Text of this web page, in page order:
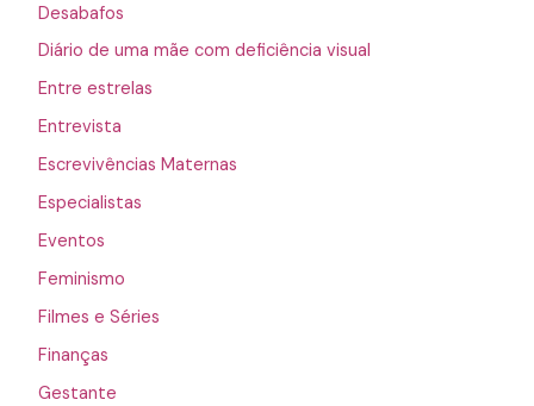
Desabafos
Diário de uma mãe com deficiência visual
Entre estrelas
Entrevista
Escrevivências Maternas
Especialistas
Eventos
Feminismo
Filmes e Séries
Finanças
Gestante